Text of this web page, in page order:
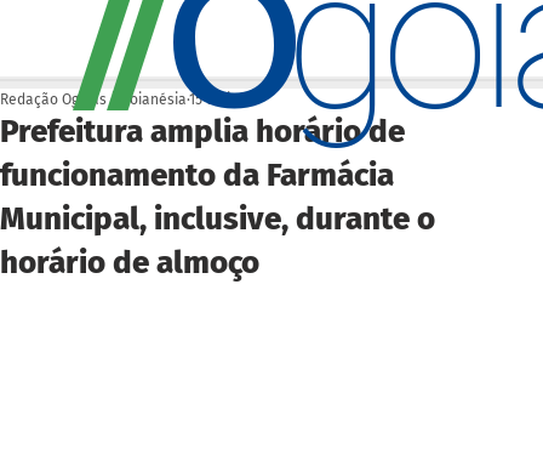
Prefeitura amplia horário de
funcionamento da Farmácia
Municipal, inclusive, durante o
horário de almoço
Redação Ogoiás | Goianésia 15 de jan.